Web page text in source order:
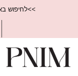
>>לחיפוש